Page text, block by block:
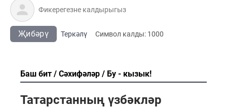
Җибәрү Теркәлү Cимвол калды: 1000
Баш бит Сәхифәләр Бу - кызык!
Татарстанның үзбәкләр